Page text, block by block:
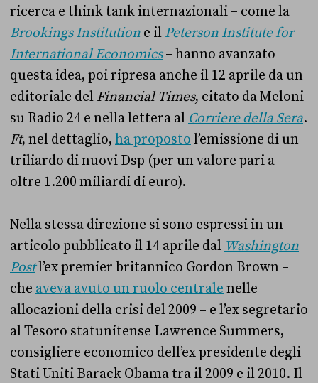
ricerca e think tank internazionali – come la
Brookings Institution e il Peterson Institute for
International Economics– hanno avanzato
questa idea, poi ripresa anche il 12 aprile da un
editoriale del Financial Times, citato da Meloni
su Radio 24 e nella lettera al Corriere della Sera.
Ft, nel dettaglio, ha proposto l’emissione di un
triliardo di nuovi Dsp (per un valore pari a
oltre 1.200 miliardi di euro).
Nella stessa direzione si sono espressi in un
articolo pubblicato il 14 aprile dal Washington
Postl’ex premier britannico Gordon Brown –
che aveva avuto un ruolo centrale nelle
allocazioni della crisi del 2009 – e l’ex segretario
al Tesoro statunitense Lawrence Summers,
consigliere economico dell’ex presidente degli
Stati Uniti Barack Obama tra il 2009 e il 2010. Il